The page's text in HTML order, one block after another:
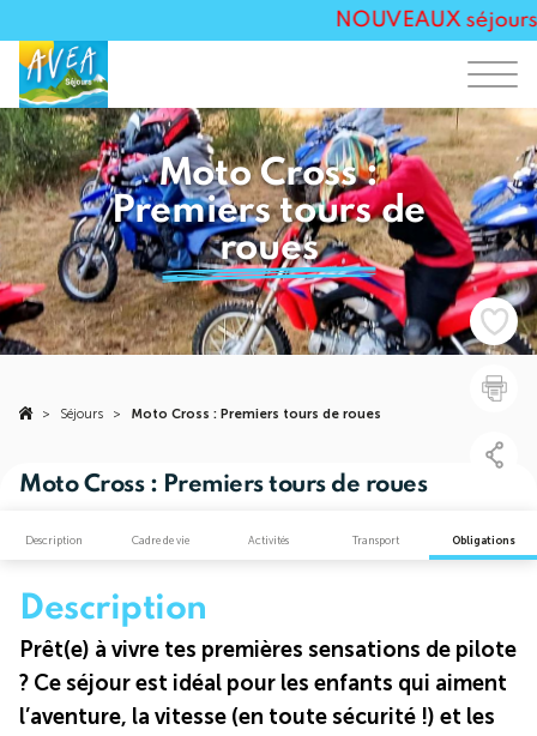
NOUVEAUX
Moto Cross :
Premiers tours de
roues
> Séjours > Moto Cross : Premiers tours de roues
Moto Cross : Premiers tours de roues
Description Cadre de vie Activités Transport Obligations
Description
Prêt(e) à vivre tes premières sensations de pilote
? Ce séjour est idéal pour les enfants qui aiment
l’aventure, la vitesse (en toute sécurité !) et les